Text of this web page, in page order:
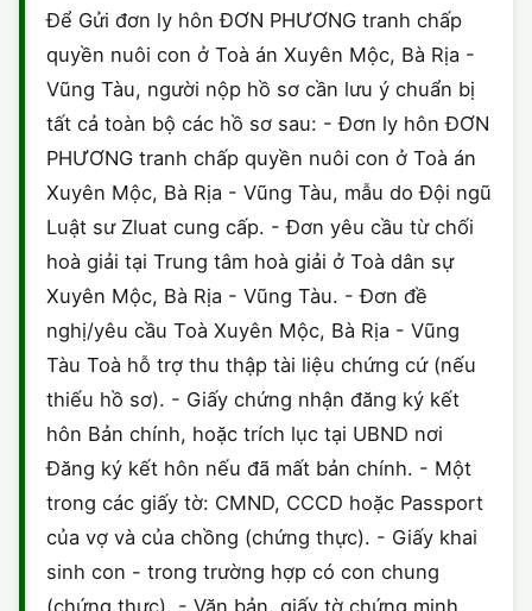
Để Gửi đơn ly hôn ĐƠN PHƯƠNG tranh chấp
quyền nuôi con ở Toà án Xuyên Mộc, Bà Rịa -
Vũng Tàu, người nộp hồ sơ cần lưu ý chuẩn bị
tất cả toàn bộ các hồ sơ sau: - Đơn ly hôn ĐƠN
PHƯƠNG tranh chấp quyền nuôi con ở Toà án
Xuyên Mộc, Bà Rịa - Vũng Tàu, mẫu do Đội ngũ
Luật sư Zluat cung cấp. - Đơn yêu cầu từ chối
hoà giải tại Trung tâm hoà giải ở Toà dân sự
Xuyên Mộc, Bà Rịa - Vũng Tàu. - Đơn đề
nghị/yêu cầu Toà Xuyên Mộc, Bà Rịa - Vũng
Tàu Toà hỗ trợ thu thập tài liệu chứng cứ (nếu
thiếu hồ sơ). - Giấy chứng nhận đăng ký kết
hôn Bản chính, hoặc trích lục tại UBND nơi
Đăng ký kết hôn nếu đã mất bản chính. - Một
trong các giấy tờ: CMND, CCCD hoặc Passport
của vợ và của chồng (chứng thực). - Giấy khai
sinh con - trong trường hợp có con chung